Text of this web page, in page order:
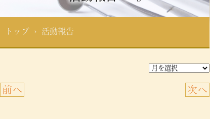
トップ › 活動報告
次へ
前へ